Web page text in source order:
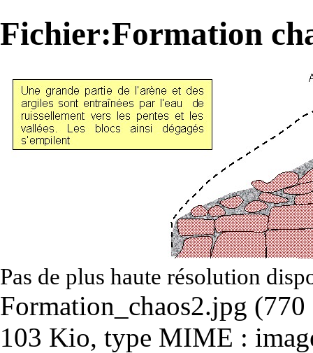
Fichier:Formation
Pas de plus haute résolution
Formation_chaos2.jpg
103 Kio, type MIME :